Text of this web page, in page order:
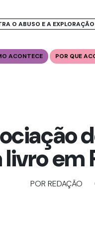
O ABUSO E A
ACONTECE POR QUE
livro em
POR REDAÇÃO